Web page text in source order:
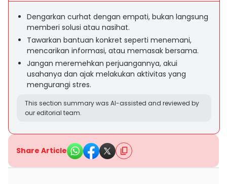
Dengarkan curhat dengan empati, bukan langsung
memberi solusi atau nasihat.
Tawarkan bantuan konkret seperti menemani,
mencarikan informasi, atau memasak bersama.
Jangan meremehkan perjuangannya, akui
usahanya dan ajak melakukan aktivitas yang
mengurangi stres.
This section summary was AI-assisted and reviewed by
our editorial team.
Share Article